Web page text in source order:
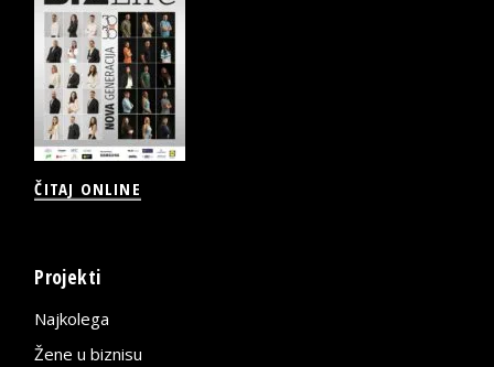
ČITAJ ONLINE
Projekti
Najkolega
Žene u biznisu